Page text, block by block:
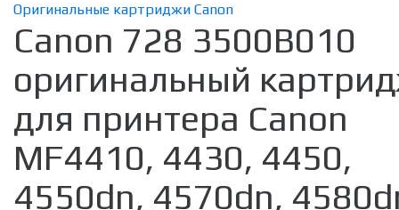
Оригинальные картриджи Canon
Canon 728 3500B010
оригинальный
для принтера Canon
MF4410, 4430, 4450,
4550dn, 4570dn,